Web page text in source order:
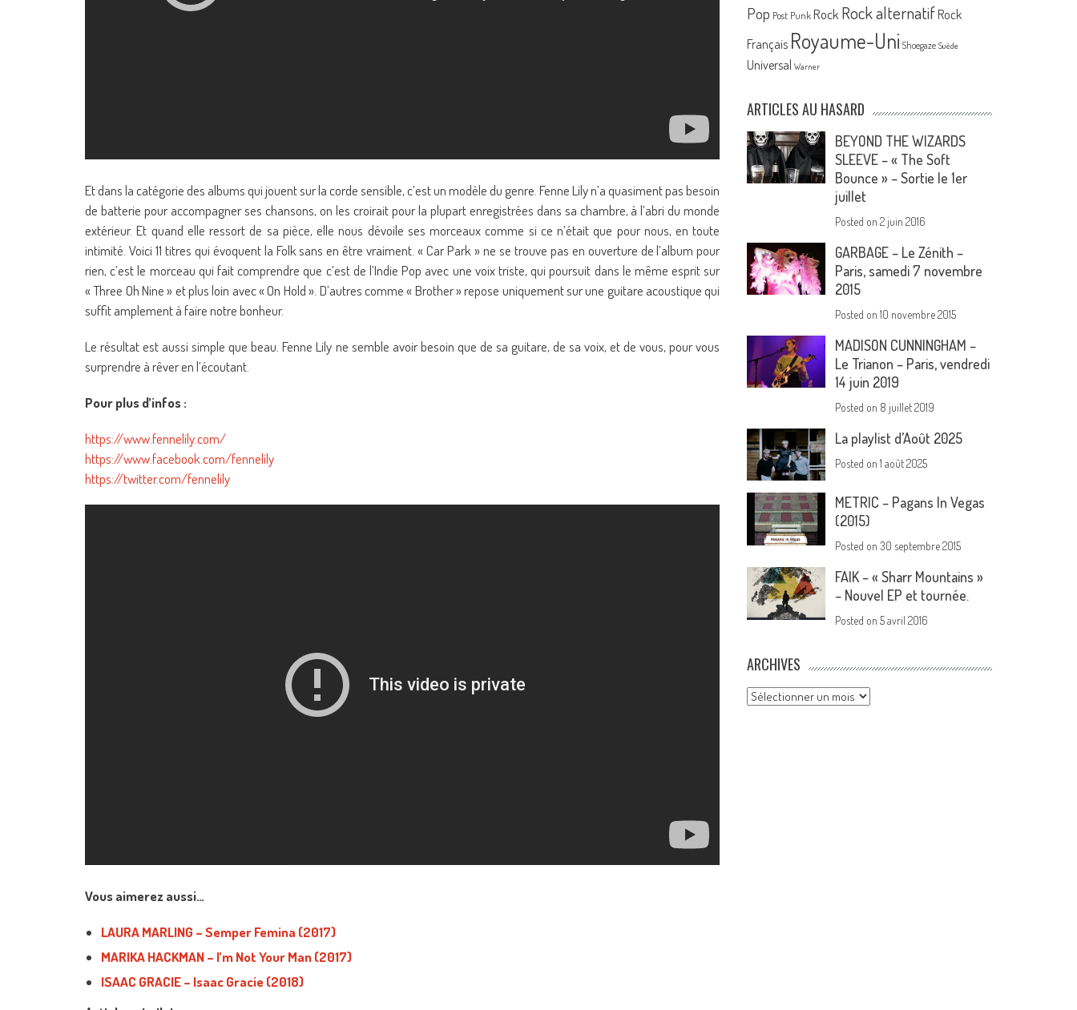
Et dans la catégorie des albums qui jouent sur la corde sensible, c’est un modèle du genre. Fenne Lily n’a quasiment pas besoin
de batterie pour accompagner ses chansons, on les croirait pour la plupart enregistrées dans sa chambre, à l’abri du monde
extérieur. Et quand elle ressort de sa pièce, elle nous dévoile ses morceaux comme si ce n’était que pour nous, en toute
intimité. Voici 11 titres qui évoquent la Folk sans en être vraiment. « Car Park » ne se trouve pas en ouverture de l’album pour
rien, c’est le morceau qui fait comprendre que c’est de l’Indie Pop avec une voix triste, qui poursuit dans le même esprit sur
« Three Oh Nine » et plus loin avec « On Hold ». D’autres comme « Brother » repose uniquement sur une guitare acoustique qui
suffit amplement à faire notre bonheur.
Le résultat est aussi simple que beau. Fenne Lily ne semble avoir besoin que de sa guitare, de sa voix, et de vous, pour vous
surprendre à rêver en l’écoutant.
Pour plus d’infos :
https://www.fennelily.com/
https://www.facebook.com/fennelily
https://twitter.com/fennelily
Vous aimerez aussi…
LAURA MARLING – Semper Femina (2017)
MARIKA HACKMAN – I’m Not Your Man (2017)
ISAAC GRACIE – Isaac Gracie (2018)
Pop Post Punk Rock Rock alternatif Rock
Français Royaume-Uni Shoegaze Suède
Universal Warner
ARTICLES AU HASARD
BEYOND THE WIZARDS
SLEEVE – « The Soft
Bounce » – Sortie le 1er
juillet
Posted on2 juin 2016
GARBAGE – Le Zénith –
Paris, samedi 7 novembre
2015
Posted on10 novembre 2015
MADISON CUNNINGHAM –
Le Trianon – Paris, vendredi
14 juin 2019
Posted on 8 juillet 2019
La playlist d’Août 2025
Posted on1 août 2025
METRIC – Pagans In Vegas
(2015)
Posted on30 septembre 2015
FAIK – « Sharr Mountains »
– Nouvel EP et tournée.
Posted on5 avril 2016
ARCHIVES
Archives